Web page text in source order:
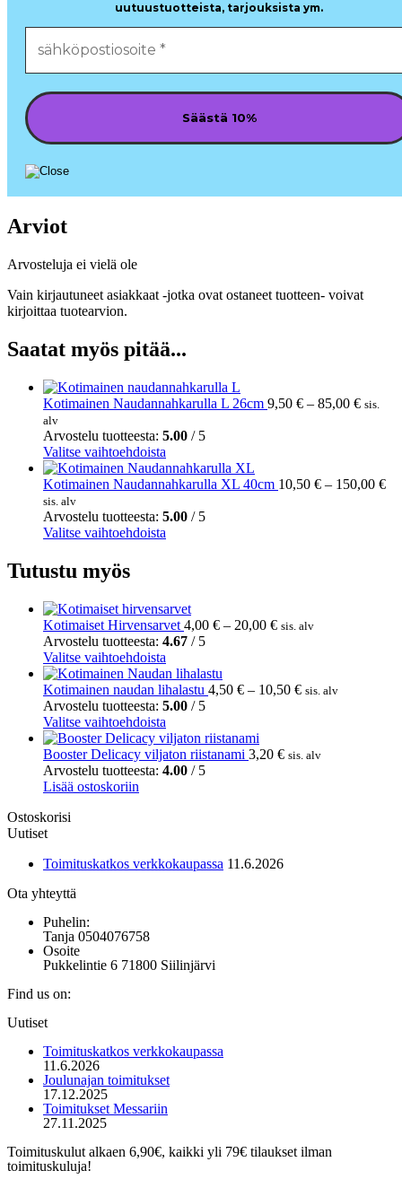
uutuustuotteista, tarjouksista ym.
Arviot
Arvosteluja ei vielä ole
Vain kirjautuneet asiakkaat -jotka ovat ostaneet tuotteen- voivat
kirjoittaa tuotearvion.
Saatat myös pitää...
Kotimainen Naudannahkarulla L 26cm 9,50 € – 85,00 € sis.
alv
Arvostelu tuotteesta: 5.00 / 5
Valitse vaihtoehdoista
tuotteella
on
muunnelma.
Kotimainen Naudannahkarulla XL 40cm 10,50 € – 150,00 €
sis. alv
Arvostelu tuotteesta: 5.00 / 5
Valitse vaihtoehdoista
Voit
tehdä
valinnat
tuotteen
sivulla.
Tutustu myös
Kotimaiset Hirvensarvet 4,00 € – 20,00 €Hintaluokka:
sis. alv
Arvostelu tuotteesta: 4.67 / 5
Valitse vaihtoehdoista
tuotteella
on
useampi
Voit
tehdä
valinnat
Kotimainen naudan lihalastu 4,50 € – 10,50 €Hintaluokka:
sis. alv
Arvostelu tuotteesta: 5.00 / 5
Valitse vaihtoehdoista
tuotteella
on
useampi
sivulla.
Booster Delicacy viljaton riistanami 3,20 € sis. alv
Arvostelu tuotteesta: 4.00 / 5
Lisää ostoskoriin
Ostoskorisi
Uutiset
Toimituskatkos verkkokaupassa 11.6.2026
Ota yhteyttä
Puhelin:
Tanja 0504076758
Osoite
Pukkelintie 6 71800 Siilinjärvi
Find us on:
Mail
opens
new
window
Uutiset
Toimituskatkos verkkokaupassa
11.6.2026
Joulunajan toimitukset
17.12.2025
Toimitukset Messariin
27.11.2025
Toimituskulut alkaen 6,90€, kaikki yli 79€ tilaukset ilman
toimituskuluja!